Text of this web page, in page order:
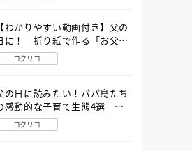
【わかりやすい動画付き】父の
に！ 折り紙で作る「お父さ
」の簡単な折り方
コクリコ
の日に読みたい！パパ鳥たち
感動的な子育て生態4選｜図
MOVE
コクリコ